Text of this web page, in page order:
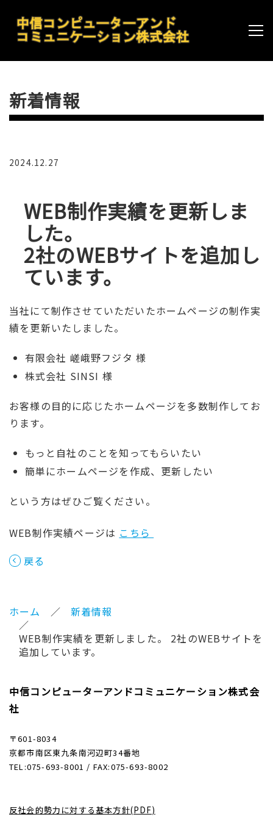
新着情報
2024.12.27
WEB制作実績を更新しま
した。
2社のWEBサイトを追加し
ています。
当社にて制作させていただいたホームページの制作実
績を更新いたしました。
有限会社 嵯峨野フジタ 様
株式会社 SINSI 様
お客様の目的に応じたホームページを多数制作してお
ります。
もっと自社のことを知ってもらいたい
簡単にホームページを作成、更新したい
という方はぜひご覧ください。
WEB制作実績ページは こちら
戻る
ホーム
新着情報
WEB制作実績を更新しました。 2社のWEBサイトを
追加しています。
中信コンピューターアンドコミュニケーション株式会
社
〒601-8034
京都市南区東九条南河辺町34番地
TEL:075-693-8001 / FAX:075-693-8002
反社会的勢力に対する基本方針(PDF)